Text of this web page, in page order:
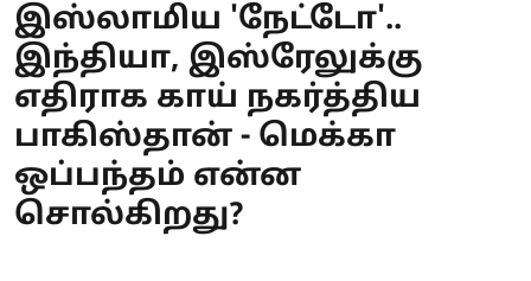
இஸ்லாமிய 'நேட்டோ'..
இந்தியா, இஸ்ரேலுக்கு
எதிராக காய் நகர்த்திய
பாகிஸ்தான் - மெக்கா
ஒப்பந்தம் என்ன
சொல்கிறது?